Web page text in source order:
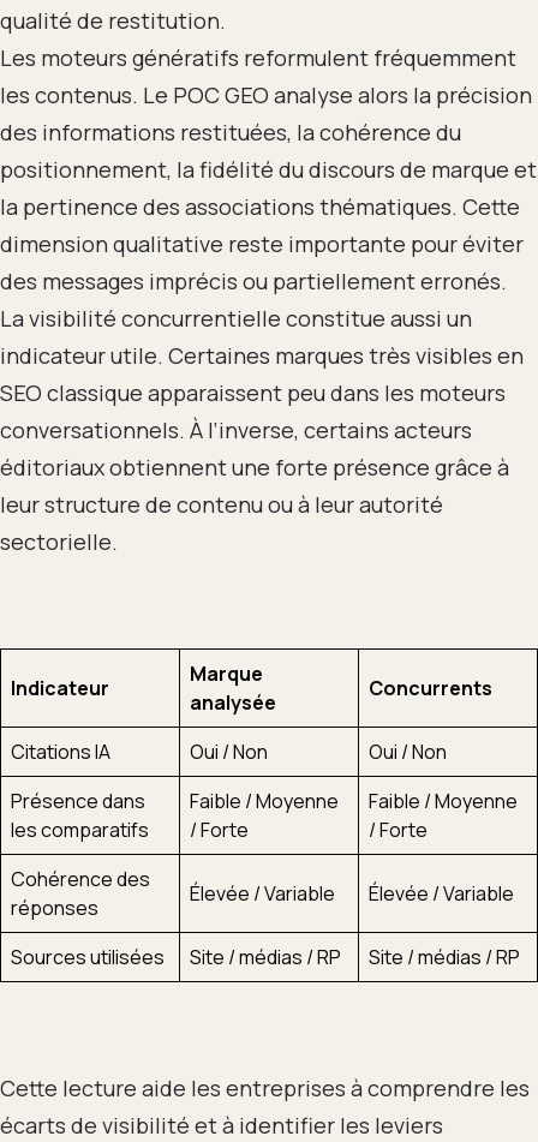
qualité de restitution.
Les moteurs génératifs reformulent fréquemment
les contenus. Le POC GEO analyse alors la précision
des informations restituées, la cohérence du
positionnement, la fidélité du discours de marque et
la pertinence des associations thématiques. Cette
dimension qualitative reste importante pour éviter
des messages imprécis ou partiellement erronés.
La visibilité concurrentielle constitue aussi un
indicateur utile. Certaines marques très visibles en
SEO classique apparaissent peu dans les moteurs
conversationnels. À l’inverse, certains acteurs
éditoriaux obtiennent une forte présence grâce à
leur structure de contenu ou à leur autorité
sectorielle.
Indicateur
Marque
analysée
Concurrents
Citations IA Oui / Non
Oui / Non
Présence dans
les comparatifs
Faible / Moyenne
/ Forte
Faible / Moyenne
/ Forte
Cohérence des
réponses
Élevée / Variable Élevée / Variable
Sources utilisées Site / médias / RP Site / médias / RP
Cette lecture aide les entreprises à comprendre les
écarts de visibilité et à identifier les leviers